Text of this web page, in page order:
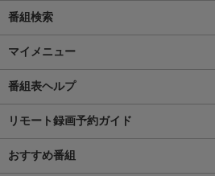
番組検索
マイメニュー
番組表ヘルプ
リモート録画予約ガイド
おすすめ番組